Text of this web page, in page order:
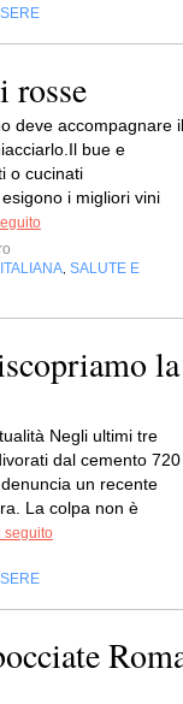
rosse
deve accompagnare il
bue e
o cucinati
i migliori vini
SALUTE E
la
Negli ultimi tre
dal cemento 720
un recente
La colpa non è
seguito